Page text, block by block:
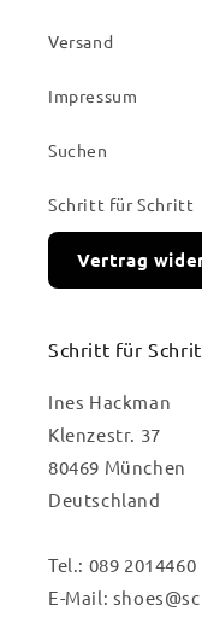
Versand
Impressum
Suchen
Schritt für Schritt
Vertrag
Schritt für
Ines Hackman
Klenzestr. 37
80469 München
Deutschland
Tel.: 089 2014460
E-Mail: